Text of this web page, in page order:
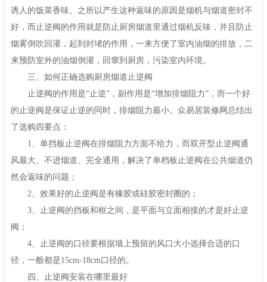
诱人的饭菜香味。之所以产生这种返味的原因是烟机与烟道密封不
好，而止逆阀的作用就是防止厨房烟道里通过烟机反味，并且防止
烟雾倒吹回灌，起到封堵的作用，一来方便了室内油烟的排放，二
来预防室外的油烟倒灌，回窜到厨房，污染室内环境。
三、如何正确选购厨房烟道止逆阀
止逆阀的作用是“止逆”，副作用是“增加排烟阻力”，而一个好
的止逆阀是保证止逆的同时，排烟阻力最小。众易居装修网总结出
了选购四要点：
1、单挡板止逆阀在排烟阻力方面不给力，而双开型止逆阀通
风最大、不进烟道、完全通用，解决了单档板止逆阀在公共烟道仍
然会返味的问题；
2、效果好的止逆阀是有橡胶或硅胶密封圈的；
3、止逆阀的挡板和框之间，是平面与立面相接的才是好止逆
阀；
4、止逆阀的口径要根据墙上预留的风口大小选择合适的口
径，一般都是15cm-18cm口径的。
四、止逆阀安装在哪里最好